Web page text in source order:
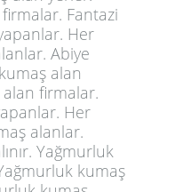
Fantazi
Her
Abiye
alan
firmalar.
Her
alanlar.
Yağmurluk
kumaş